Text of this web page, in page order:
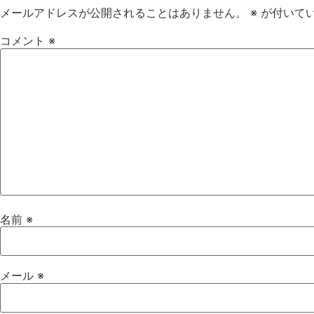
メールアドレスが公開されることはありません。 ※ が付いて
コメント ※
名前 ※
メール ※